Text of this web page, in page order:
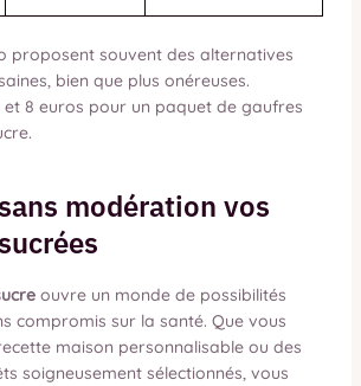
proposent souvent des alternatives
bien que plus onéreuses.
8 euros pour un paquet de gaufres
modération vos
ouvre un monde de possibilités
compromis sur la santé. Que vous
maison personnalisable ou des
soigneusement sélectionnés, vous